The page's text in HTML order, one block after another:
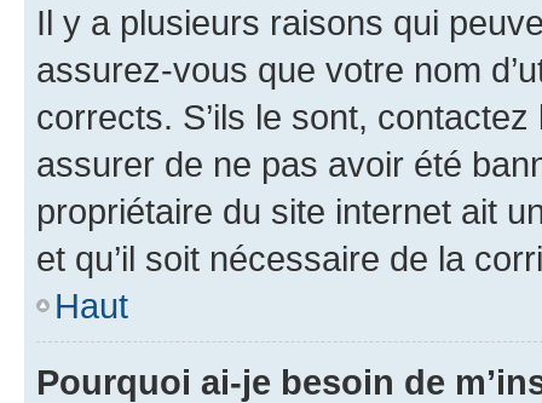
Il y a plusieurs raisons qui
assurez-vous que votre nom
corrects. S’ils le sont,
assurer de ne pas avoir été
propriétaire du site internet ait
et qu’il soit nécessaire de la
Haut
Pourquoi ai-je besoin de